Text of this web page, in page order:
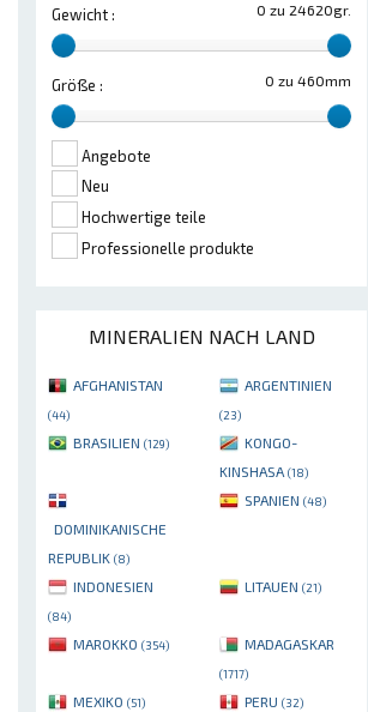
0 zu 24620gr.
Gewicht :
0 zu 460mm
Größe :
Angebote
Neu
Hochwertige teile
Professionelle produkte
MINERALIEN NACH LAND
AFGHANISTAN
(44)
ARGENTINIEN
(23)
BRASILIEN (129)
KONGO-
KINSHASA (18)
DOMINIKANISCHE
REPUBLIK (8)
SPANIEN (48)
INDONESIEN
(84)
LITAUEN (21)
MAROKKO (354) MADAGASKAR
(1717)
MEXIKO (51) PERU (32)